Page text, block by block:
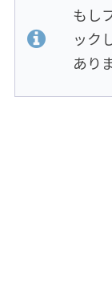
もし
ック
あり